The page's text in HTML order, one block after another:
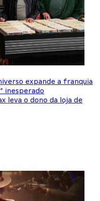
expande a franquia
inesperado
leva o dono da loja de